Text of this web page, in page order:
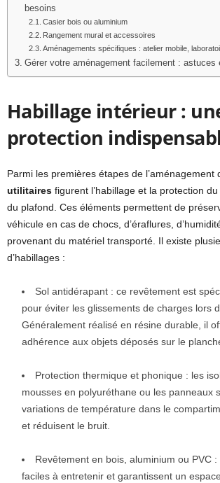
besoins
Casier bois ou aluminium
Rangement mural et accessoires
Aménagements spécifiques : atelier mobile,
Gérer votre aménagement facilement : astuces
Habillage intérieur :
protection
Parmi les premières étapes de l’aménagement
utilitaires figurent l’habillage et la protection
du plafond. Ces éléments permettent de
véhicule en cas de chocs, d’éraflures,
provenant du matériel transporté. Il existe
d’habillages :
Sol antidérapant : ce revêtement est
pour éviter les glissements de charges lors
Généralement réalisé en résine durable, il
adhérence aux objets déposés sur le
Protection thermique et phonique : les
mousses en polyuréthane ou les panneaux
variations de température dans le
et réduisent le bruit.
Revêtement en bois, aluminium ou PVC
faciles à entretenir et garantissent un